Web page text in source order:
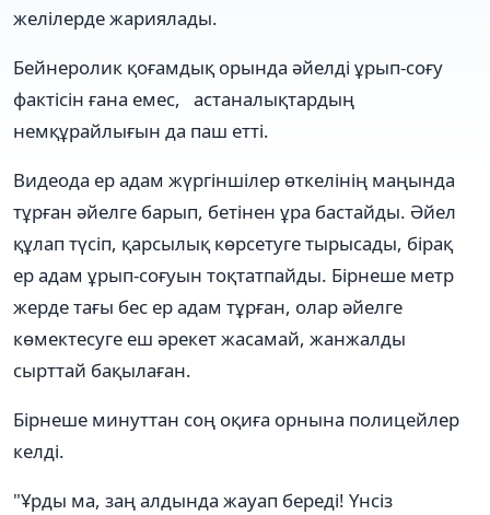
желілерде жариялады.
Бейнеролик қоғамдық орында әйелді ұрып-соғу
фактісін ғана емес, астаналықтардың
немқұрайлығын да паш етті.
Видеода ер адам жүргіншілер өткелінің маңында
тұрған әйелге барып, бетінен ұра бастайды. Әйел
құлап түсіп, қарсылық көрсетуге тырысады, бірақ
ер адам ұрып-соғуын тоқтатпайды. Бірнеше метр
жерде тағы бес ер адам тұрған, олар әйелге
көмектесуге еш әрекет жасамай, жанжалды
сырттай бақылаған.
Бірнеше минуттан соң оқиға орнына полицейлер
келді.
"Ұрды ма, заң алдында жауап береді! Үнсіз